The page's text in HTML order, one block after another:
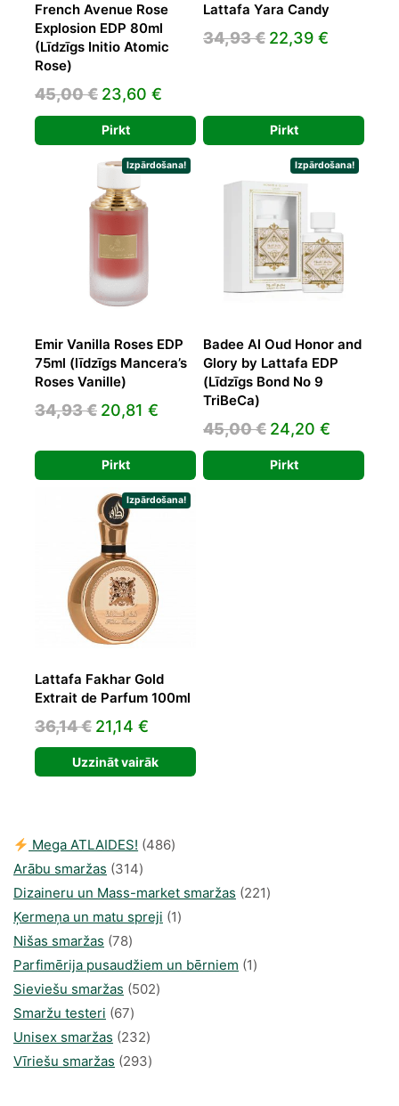
French Avenue Rose
Explosion EDP 80ml
(Līdzīgs Initio Atomic
Rose)
45,00€ Original
price
was:
45,00 €.
23,60 €
price
is:
23,60 €.
Pirkt
Lattafa Yara Candy
34,93€ Original
22,39 €
Pirkt
Izpārdošana!
Emir Vanilla Roses EDP
75ml (līdzīgs Mancera’s
Roses Vanille)
34,93€ Original
was:
34,93 €.
20,81 € Current
20,81 €.
Pirkt
Izpārdošana!
Badee Al Oud Honor and
Glory by Lattafa EDP
(Līdzīgs Bond No 9
TriBeCa)
45,00€ Original
price
was:
24,20 €
price
is:
Pirkt
Izpārdošana!
Lattafa Fakhar Gold
Extrait de Parfum 100ml
36,14€ Original
price
was:
21,14 €
price
is:
Uzzināt vairāk
Mega ATLAIDES! 486486
Arābu smaržas 314314
produkti
Dizaineru un Mass-market smaržas 221221
Ķermeņa un matu spreji 11
Nišas smaržas 7878
produkts
Parfimērija pusaudžiem un bērniem 11
Sieviešu smaržas 502502
Smaržu testeri 6767
produkts
Unisex smaržas 232232
produkts
Vīriešu smaržas 293293